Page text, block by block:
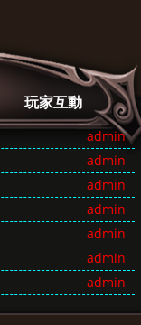
玩家互動
admin
admin
admin
admin
admin
admin
admin